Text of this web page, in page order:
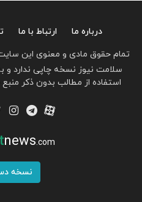
درباره ما ارتباط با ما
تمام حقوق مادی و معنوی این
سلامت نیوز نسخه چاپی ندارد
استفاده از مطالب بدون ذکر
news.com
نسخه